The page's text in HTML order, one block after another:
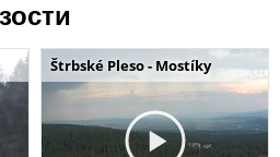
Štrbské Pleso - Mostíky